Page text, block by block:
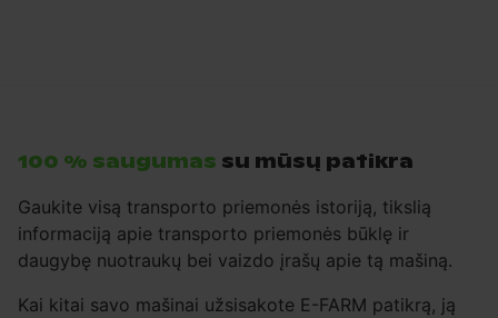
100 % saugumas su mūsų patikra
Gaukite visą transporto priemonės istoriją, tikslią
informaciją apie transporto priemonės būklę ir
daugybę nuotraukų bei vaizdo įrašų apie tą mašiną.
Kai kitai savo mašinai užsisakote E-FARM patikrą, ją